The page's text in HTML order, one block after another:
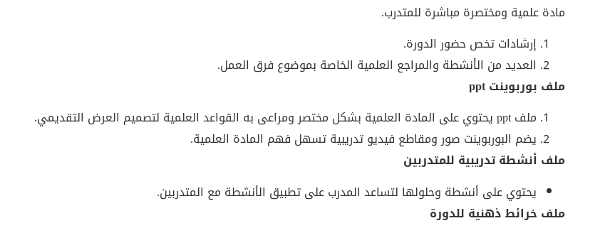
مادة علمية ومختصرة مباشرة للمتدرب.
إرشادات تخص حضور الدورة.
العديد من الأنشطة والمراجع العلمية الخاصة بموضوع فرق العمل.
ملف بوربوينت ppt
ملف ppt يحتوي على المادة العلمية بشكل مختصر ومراعى به القواعد العلمية لتصميم العرض التقديمي.
يضم البوربوينت صور ومقاطع فيديو تدريبية تسهل فهم المادة العلمية.
ملف أنشطة تدريبية للمتدربين
يحتوي على أنشطة وحلولها لتساعد المدرب على تطبيق الأنشطة مع المتدربين.
ملف خرائط ذهنية للدورة